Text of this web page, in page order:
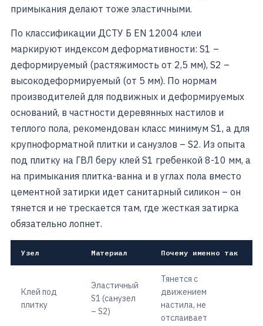
примыкания делают тоже эластичными.
По классификации ДСТУ Б EN 12004 клеи
маркируют индексом деформативности: S1 –
деформируемый (растяжимость от 2,5 мм), S2 –
высокодеформируемый (от 5 мм). По нормам
производителей для подвижных и деформируемых
оснований, в частности деревянных настилов и
теплого пола, рекомендован класс минимум S1, а для
крупноформатной плитки и санузлов – S2. Из опыта
под плитку на ГВЛ беру клей S1 гребенкой 8-10 мм, а
на примыкания плитка-ванна и в углах пола вместо
цементной затирки идет санитарный силикон – он
тянется и не трескается там, где жесткая затирка
обязательно лопнет.
Узел Материал Почему именно так
Клей под
плитку
Эластичный
S1 (санузел
– S2)
Тянется с
движением
настила, не
отслаивает